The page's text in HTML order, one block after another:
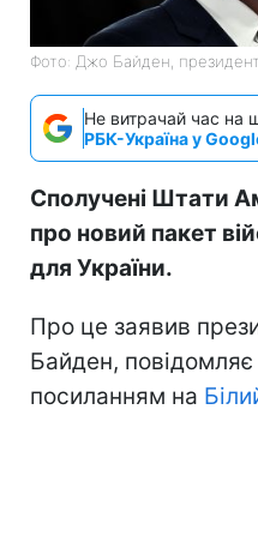
Фото: Джо Байден,
Не витрачай час на
РБК-Україна у
Сполучені Штати
про новий пакет
для України.
Про це заявив
Байден, повідомляє
посиланням на